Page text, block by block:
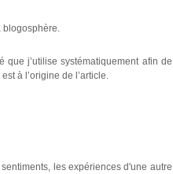
que j’utilise systématiquement afin de
à l’origine de l’article.
les expériences d'une autre